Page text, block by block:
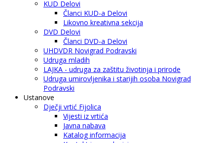
KUD Delovi
Članci KUD-a Delovi
Likovno kreativna sekcija
DVD Delovi
Članci DVD-a Delovi
UHDVDR Novigrad Podravski
Udruga mladih
LAJKA - udruga za zaštitu životinja i prirode
Udruga umirovljenika i starijih osoba Novigrad
Podravski
Ustanove
Dječji vrtić Fijolica
Vijesti iz vrtića
Javna nabava
Katalog informacija